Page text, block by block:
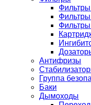
Антифризы
Группа
Баки
Дымоходы